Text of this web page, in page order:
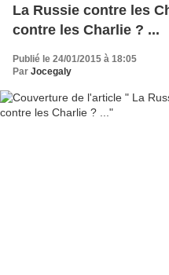
La Russie contre les
contre les Charlie ? ...
Publié le 24/01/2015 à 18:05
Par Jocegaly